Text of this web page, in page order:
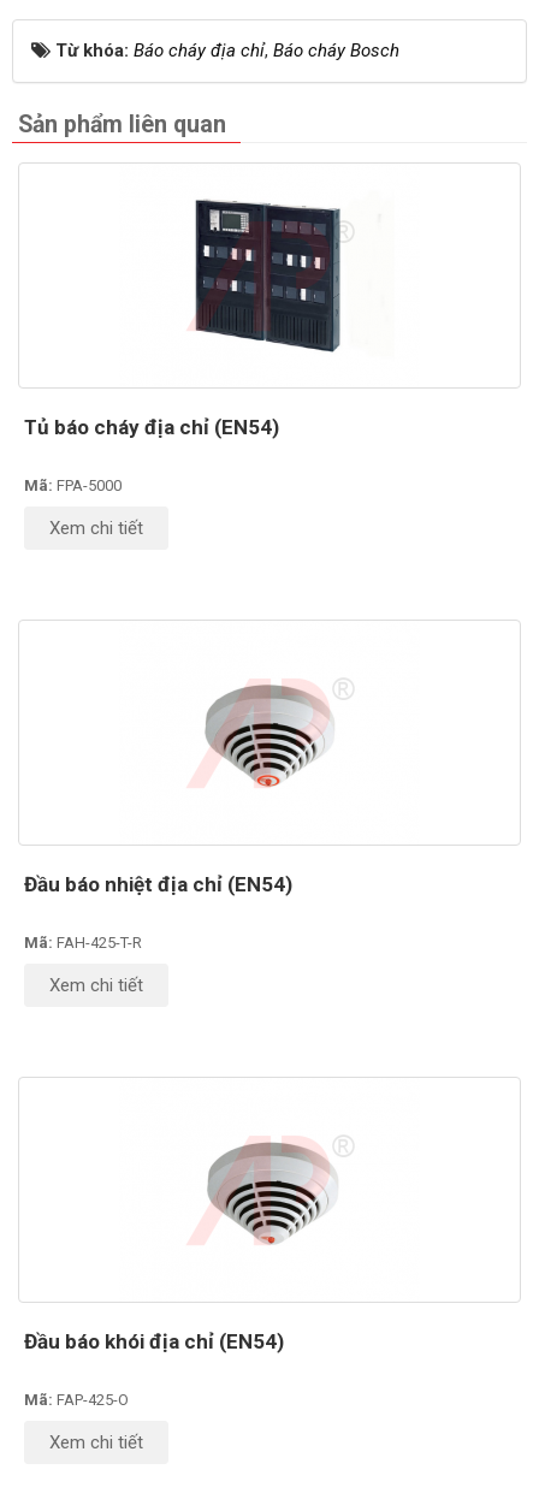
Từ khóa: Báo cháy địa chỉ, Báo cháy Bosch
Sản phẩm liên quan
Tủ báo cháy địa chỉ (EN54)
Mã: FPA-5000
Xem chi tiết
Đầu báo nhiệt địa chỉ (EN54)
Mã: FAH-425-T-R
Xem chi tiết
Đầu báo khói địa chỉ (EN54)
Mã: FAP-425-O
Xem chi tiết